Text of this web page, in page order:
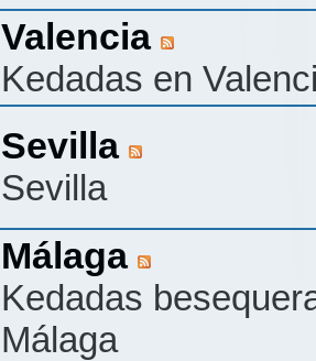
Valencia
Kedadas en
Sevilla
Sevilla
Málaga
Kedadas
Málaga